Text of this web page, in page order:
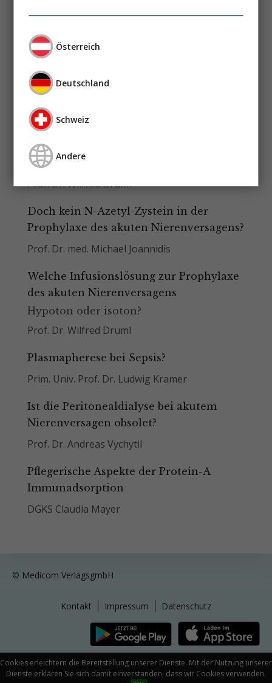
Cookies erleichtern die Bereitstellung unserer Dienste. Mit der Nutzung unserer
Dienste erklären Sie sich damit einverstanden, dass wir Cookies verwenden.
Regulation von Zelltod und
Regeneration beim akuten
Nierenversagen
Prof. Dr. Rainer Oberbauer
Dr. Christa Mitterbauer
10 Jahre Akut-Dialyse-Station am AKH-
Wien
Prof. Dr. Dr. Walter H. Hörl, FRCP
Prof. Dr. Wilfred Druml
Doch kein N-Azetyl-Zystein in der
Prophylaxe des akuten Nierenversagens?
Prof. Dr. med. Michael Joannidis
Welche Infusionslösung zur Prophylaxe
des akuten Nierenversagens
Hypoton oder isoton?
Prof. Dr. Wilfred Druml
Plasmapherese bei Sepsis?
Prim. Univ. Prof. Dr. Ludwig Kramer
Ist die Peritonealdialyse bei akutem
Nierenversagen obsolet?
Prof. Dr. Andreas Vychytil
Pflegerische Aspekte der Protein-A
Immunadsorption
DGKS Claudia Mayer
© Medicom VerlagsgmbH
Kontakt Impressum Datenschutz
Österreich
Deutschland
Schweiz
Andere